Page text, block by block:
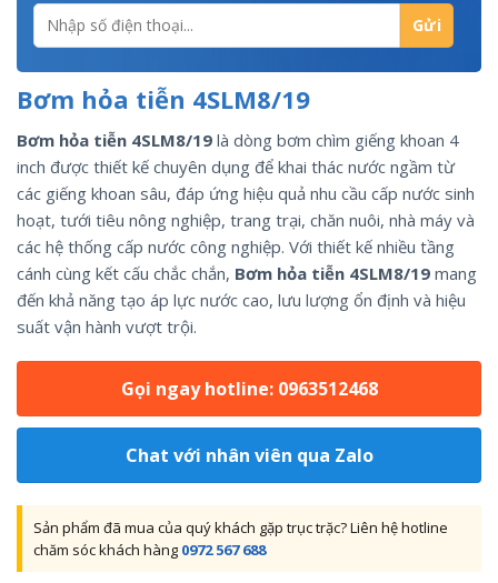
Bơm hỏa tiễn 4SLM8/19
Bơm hỏa tiễn 4SLM8/19 là dòng bơm chìm giếng khoan 4
inch được thiết kế chuyên dụng để khai thác nước ngầm từ
các giếng khoan sâu, đáp ứng hiệu quả nhu cầu cấp nước sinh
hoạt, tưới tiêu nông nghiệp, trang trại, chăn nuôi, nhà máy và
các hệ thống cấp nước công nghiệp. Với thiết kế nhiều tầng
cánh cùng kết cấu chắc chắn, Bơm hỏa tiễn 4SLM8/19 mang
đến khả năng tạo áp lực nước cao, lưu lượng ổn định và hiệu
suất vận hành vượt trội.
Gọi ngay hotline: 0963512468
Chat với nhân viên qua Zalo
Sản phẩm đã mua của quý khách gặp trục trặc? Liên hệ hotline
chăm sóc khách hàng 0972 567 688